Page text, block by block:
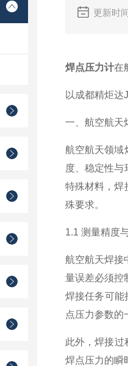
更新时
焊点压力计在
以成都精炬达
一、航空航天
航空航天领域
度、稳定性
特殊材料，焊
殊要求。
1.1 测量精度
航空航天焊接
量误差必须控
焊接任务可能
点压力参数的
此外，焊接
焊点压力的瞬